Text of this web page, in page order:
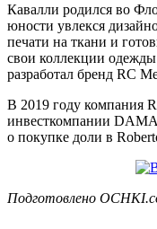
Кавалли родился во
юности увлекся
печати на ткани и
свои коллекции
разработал бренд RC
В 2019 году компания
инвесткомпании
о покупке доли в
Подготовлено